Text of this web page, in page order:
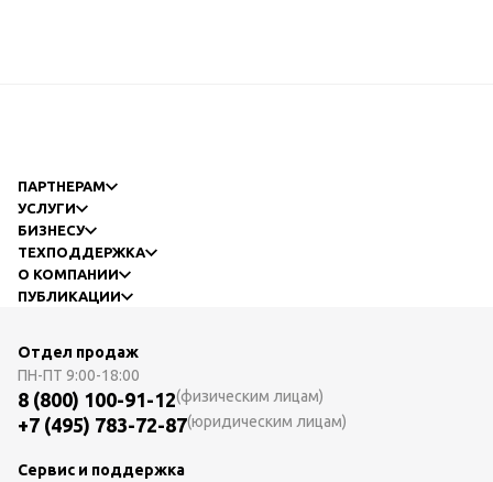
ПАРТНЕРАМ
УСЛУГИ
БИЗНЕСУ
ТЕХПОДДЕРЖКА
О КОМПАНИИ
ПУБЛИКАЦИИ
Отдел продаж
ПН-ПТ 9:00-18:00
8 (800) 100-91-12(физическим лицам)
+7 (495) 783-72-87(юридическим лицам)
Сервис и поддержка